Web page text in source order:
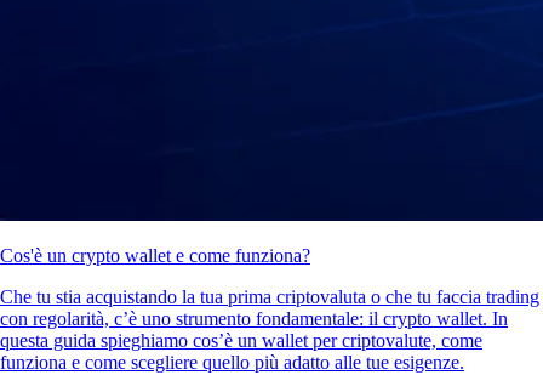
Cos'è un crypto wallet e come funziona?
Che tu stia acquistando la tua prima criptovaluta o che tu faccia trading
con regolarità, c’è uno strumento fondamentale: il crypto wallet. In
questa guida spieghiamo cos’è un wallet per criptovalute, come
funziona e come scegliere quello più adatto alle tue esigenze.